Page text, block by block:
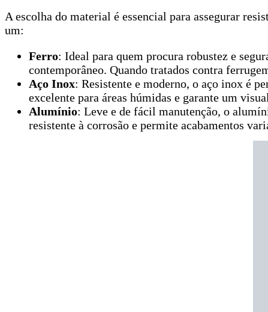
A escolha do material é essencial para assegurar
um:
Ferro: Ideal para quem procura robustez e
contemporâneo. Quando tratados contra
Aço Inox: Resistente e moderno, o aço inox é
excelente para áreas húmidas e garante um
Alumínio: Leve e de fácil manutenção, o
resistente à corrosão e permite acabamentos